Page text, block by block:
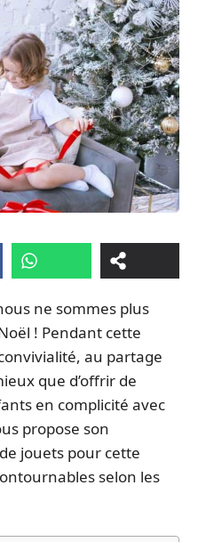
ne sommes plus
! Pendant cette
au partage
que d’offrir de
en complicité avec
propose son
jouets pour cette
selon les